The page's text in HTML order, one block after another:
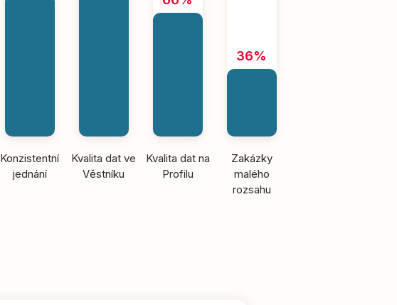
Konzistentní
jednání
Kvalita dat ve
Věstníku
Kvalita dat na
Profilu
36%
Zakázky
malého
rozsahu